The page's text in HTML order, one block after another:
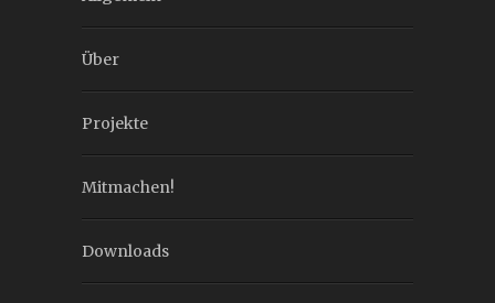
Über
Projekte
Mitmachen!
Downloads